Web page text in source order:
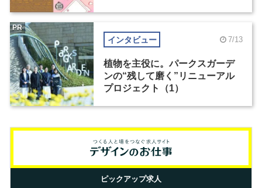
インタビュー 7/13
植物を主役に。パークスガーデ
ンの“残して磨く”リニューアル
プロジェクト（1）
PR
ピックアップ求人